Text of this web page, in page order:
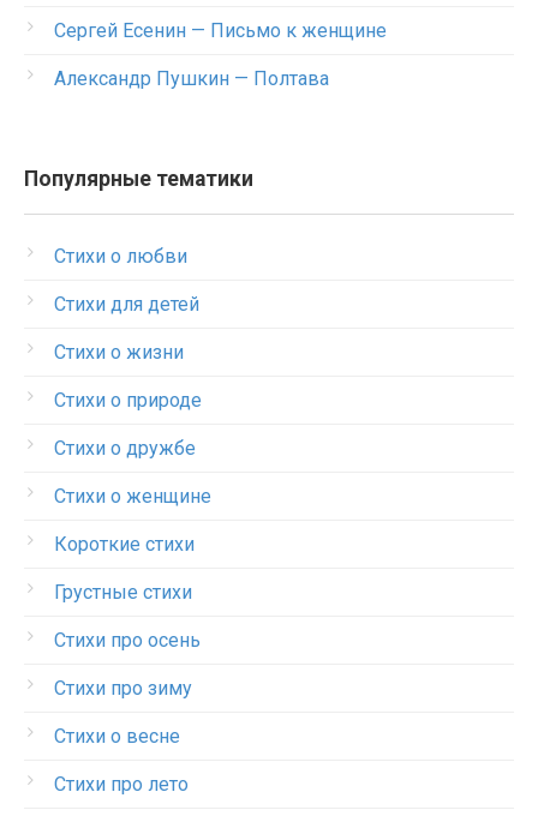
Сергей Есенин — Письмо к женщине
Александр Пушкин — Полтава
Популярные тематики
Стихи о любви
Стихи для детей
Стихи о жизни
Стихи о природе
Стихи о дружбе
Стихи о женщине
Короткие стихи
Грустные стихи
Стихи про осень
Стихи про зиму
Стихи о весне
Стихи про лето